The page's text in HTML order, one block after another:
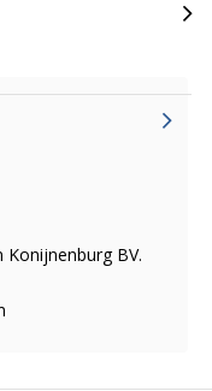
Konijnenburg BV.